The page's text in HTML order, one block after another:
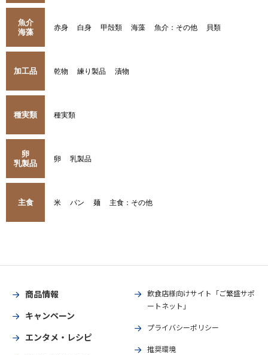
魚介
海藻
赤身 白身 甲殻類 海藻 魚介：その他 貝類
加工品 乾物 練り製品 漬物
種実類 種実類
卵
乳製品
卵 乳製品
主食 米 パン 麺 主食：その他
商品情報
キャンペーン
エンタメ・レシピ
飲食店様向けサイト「ご繁盛サポ
ートネット」
プライバシーポリシー
推奨環境